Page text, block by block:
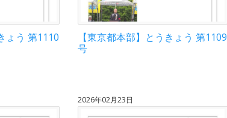
ょう 第1110
【東京都本部】とうきょう 第1109
号
2026年02月23日